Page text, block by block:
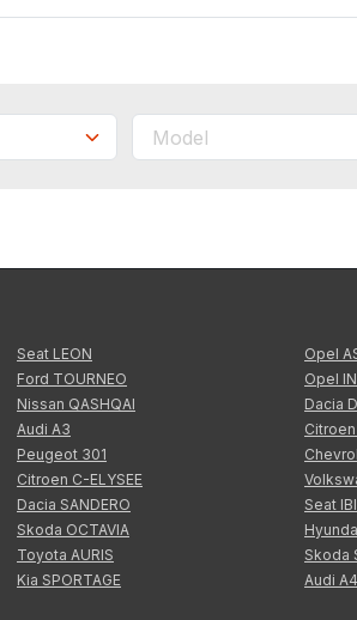
Seat LEON
Ford TOURNEO
Nissan QASHQAI
Audi A3
Peugeot 301
Citroen C-ELYSEE
Dacia SANDERO
Skoda OCTAVIA
Toyota AURIS
Kia SPORTAGE
Opel
Opel
Dacia
Seat
Skoda
Audi A4